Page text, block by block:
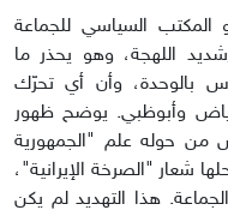
المكتب السياسي للجماعة
شديد اللهجة، وهو يحذر ما
بالوحدة، وأن أي تحرّك
وأبوظبي. يوضح ظهور
من حوله علم "الجمهورية
شعار "الصرخة الإيرانية"،
هذا التهديد لم يكن